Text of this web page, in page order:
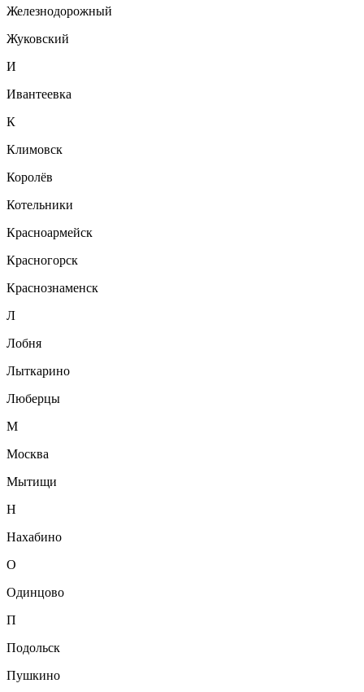
Железнодорожный
Жуковский
И
Ивантеевка
К
Климовск
Королёв
Котельники
Красноармейск
Красногорск
Краснознаменск
Л
Лобня
Лыткарино
Люберцы
М
Москва
Мытищи
Н
Нахабино
О
Одинцово
П
Подольск
Пушкино